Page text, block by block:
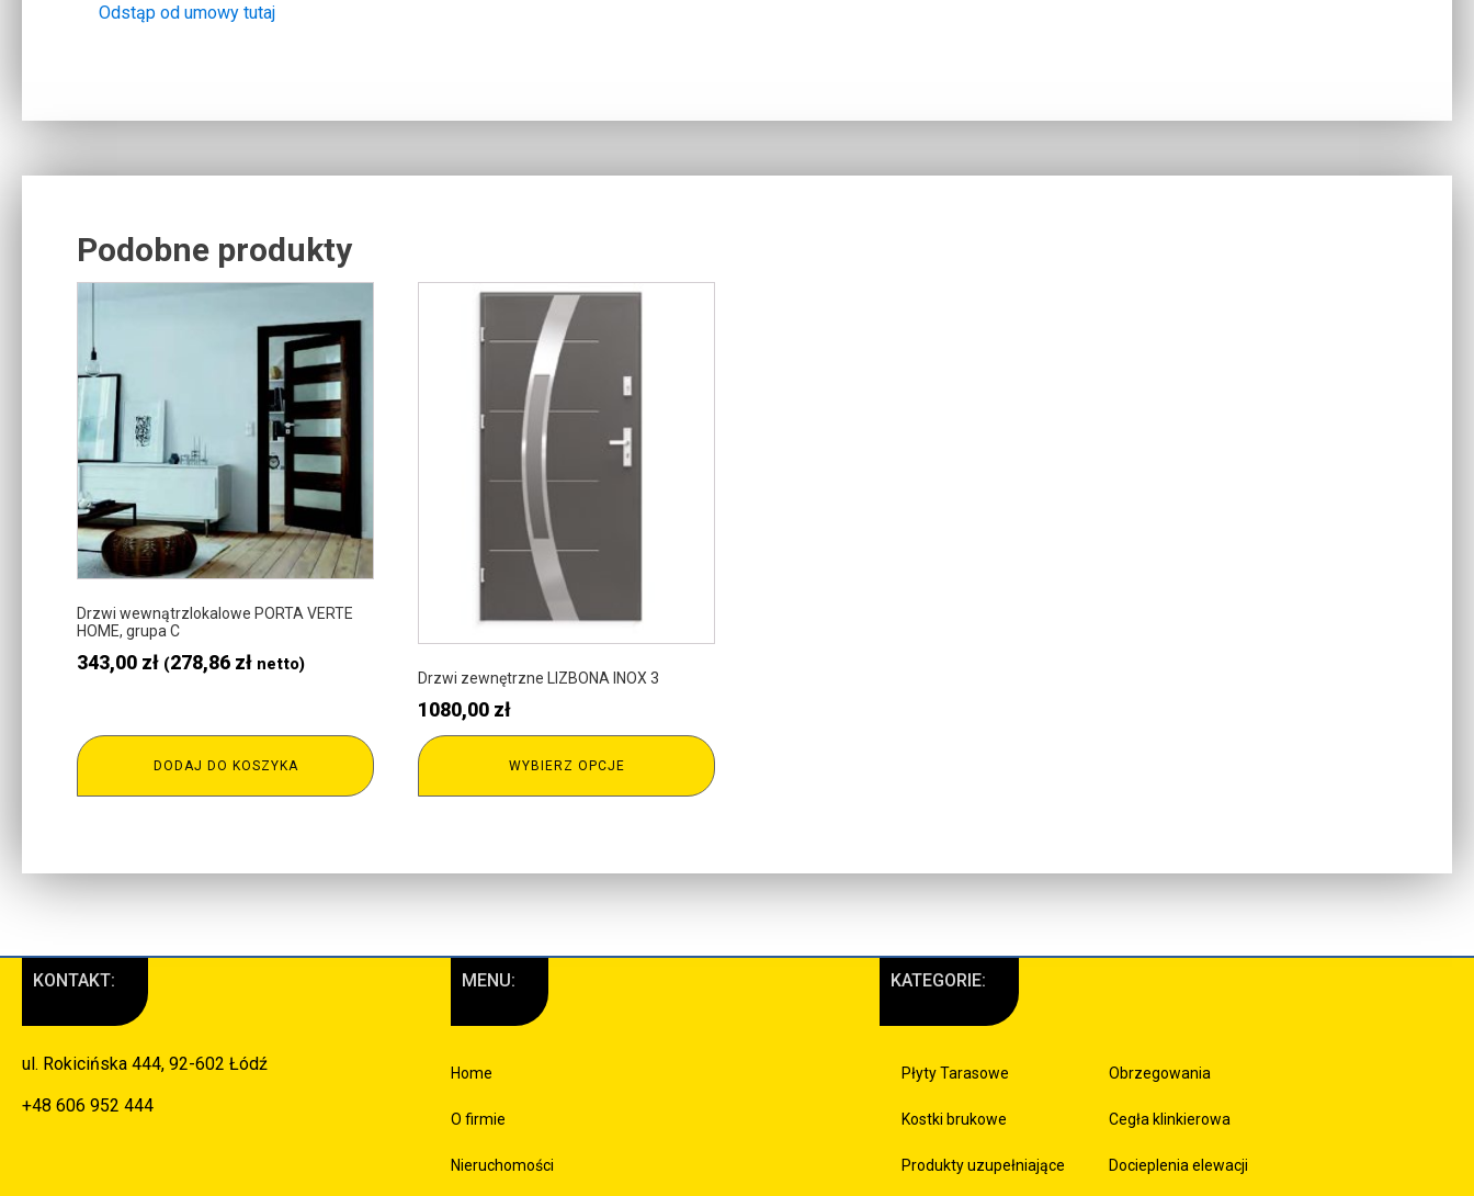
Odstąp od umowy tutaj
Podobne produkty
Drzwi wewnątrzlokalowe PORTA VERTE
HOME, grupa C
343,00 zł (278,86 zł netto)
DODAJ DO KOSZYKA
Drzwi zewnętrzne LIZBONA INOX 3
1080,00 zł
WYBIERZ OPCJE
produktu
KONTAKT:
ul. Rokicińska 444, 92-602 Łódź
+48 606 952 444
MENU:
Home
O firmie
Nieruchomości
KATEGORIE:
Płyty Tarasowe
Kostki brukowe
Produkty uzupełniające
Obrzegowania
Cegła klinkierowa
Docieplenia elewacji